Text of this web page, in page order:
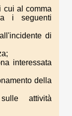
cui al comma
i seguenti
di
interessata
della
attività